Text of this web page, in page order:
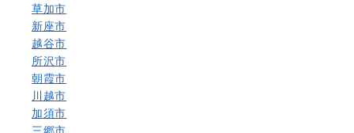
草加市
新座市
越谷市
所沢市
朝霞市
川越市
加須市
三郷市